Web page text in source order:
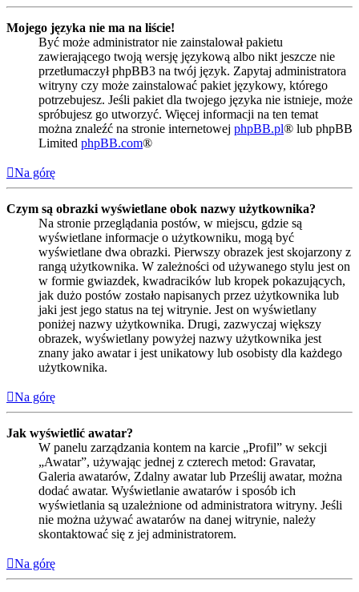
Mojego języka nie ma na liście!
Być może administrator nie zainstalował pakietu
zawierającego twoją wersję językową albo nikt jeszcze nie
przetłumaczył phpBB3 na twój język. Zapytaj administratora
witryny czy może zainstalować pakiet językowy, którego
potrzebujesz. Jeśli pakiet dla twojego języka nie istnieje, może
spróbujesz go utworzyć. Więcej informacji na ten temat
można znaleźć na stronie internetowej phpBB.pl® lub phpBB
Limited phpBB.com®
Na górę
Czym są obrazki wyświetlane obok nazwy użytkownika?
Na stronie przeglądania postów, w miejscu, gdzie są
wyświetlane informacje o użytkowniku, mogą być
wyświetlane dwa obrazki. Pierwszy obrazek jest skojarzony z
rangą użytkownika. W zależności od używanego stylu jest on
w formie gwiazdek, kwadracików lub kropek pokazujących,
jak dużo postów zostało napisanych przez użytkownika lub
jaki jest jego status na tej witrynie. Jest on wyświetlany
poniżej nazwy użytkownika. Drugi, zazwyczaj większy
obrazek, wyświetlany powyżej nazwy użytkownika jest
znany jako awatar i jest unikatowy lub osobisty dla każdego
użytkownika.
Na górę
Jak wyświetlić awatar?
W panelu zarządzania kontem na karcie „Profil” w sekcji
„Awatar”, używając jednej z czterech metod: Gravatar,
Galeria awatarów, Zdalny awatar lub Prześlij awatar, można
dodać awatar. Wyświetlanie awatarów i sposób ich
wyświetlania są uzależnione od administratora witryny. Jeśli
nie można używać awatarów na danej witrynie, należy
skontaktować się z jej administratorem.
Na górę